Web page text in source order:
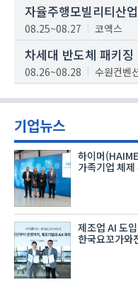
자율주행모빌리티산
08.25~08.27 코엑스
차세대 반도체 패키징
08.26~08.28 수원컨벤
기업뉴스
하이머
가족기업 체
제조업 AI 도
한국요꼬가와